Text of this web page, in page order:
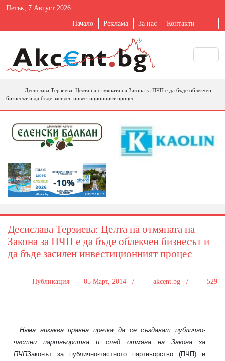
Петък, 7 Август 2026
Начало Реклама За нас Контакти
Десислава Терзиева: Целта на отмяната на Закона за ПЧП е да бъде облекчен
бизнесът и да бъде засилен инвестиционният процес
Десислава Терзиева: Целта на отмяната на
Закона за ПЧП е да бъде облекчен бизнесът и
да бъде засилен инвестиционният процес
Публикация 05 Март, 2014 / akcent.bg / 529
Няма никаква правна пречка да се създават публично-
частни партньорства и след отмяна на Закона за
ПЧПЗаконът за публично-частното партньорство (ПЧП) е